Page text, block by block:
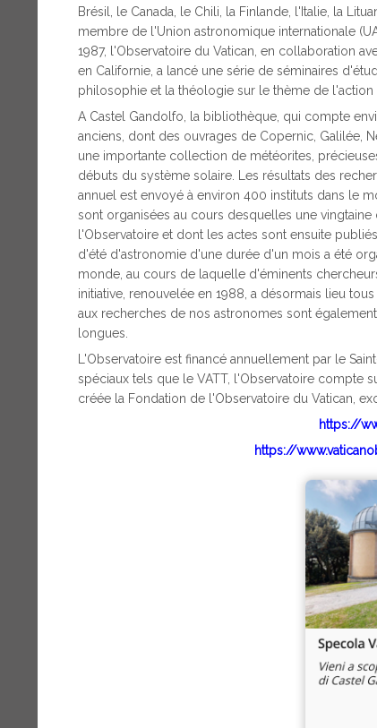
Brésil, le Canada, le Chili, la Finlande, l'Italie, la
membre de l'Union astronomique internationale
1987, l'Observatoire du Vatican, en collaboration
en Californie, a lancé une série de séminaires
philosophie et la théologie sur le thème de l'action
A Castel Gandolfo, la bibliothèque, qui compte
anciens, dont des ouvrages de Copernic, Galilée,
une importante collection de météorites,
débuts du système solaire. Les résultats des
annuel est envoyé à environ 400 instituts dans le
sont organisées au cours desquelles une
l'Observatoire et dont les actes sont ensuite
d'été d'astronomie d'une durée d'un mois a été
monde, au cours de laquelle d'éminents
initiative, renouvelée en 1988, a désormais lieu
aux recherches de nos astronomes sont
longues.
L'Observatoire est financé annuellement par le
spéciaux tels que le VATT, l'Observatoire compte
créée la Fondation de l'Observatoire du Vatican,
https://
https://